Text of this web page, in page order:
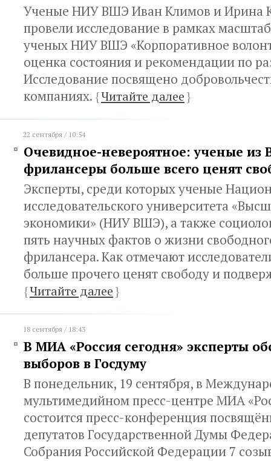
Ученые НИУ ВШЭ Иван Климов и Ирина
провели исследование в рамках
ученых НИУ ВШЭ «Корпоративное
оценка состояния и рекомендации по
Исследование посвящено
компаниях. {Читайте далее}
22 сентября / 10:54
Очевидное-невероятное: ученые из
фрилансеры больше всего ценят
Эксперты, среди которых ученые
исследовательского университета
экономики» (НИУ ВШЭ), а также
пять научных фактов о жизни
фрилансера. Как отмечают
больше прочего ценят свободу и
{Читайте далее}
18 сентября / 18:43
В МИА «Россия сегодня» эксперты
выборов в Госдуму
В понедельник, 19 сентября, в
мультимедийном пресс-центре МИА
состоится пресс-конференция
депутатов Государственной Думы
Собрания Российской Федерации 7